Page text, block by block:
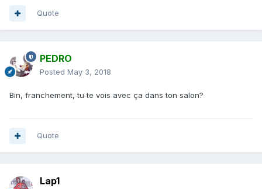
Quote
PEDRO
Posted May 3, 2018
Bin, franchement, tu te vois avec ça dans ton salon?
Quote
Lap1